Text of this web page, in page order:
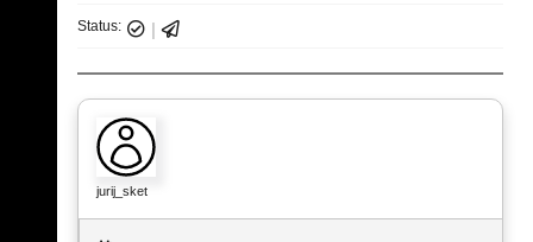
Status:
jurij_sket